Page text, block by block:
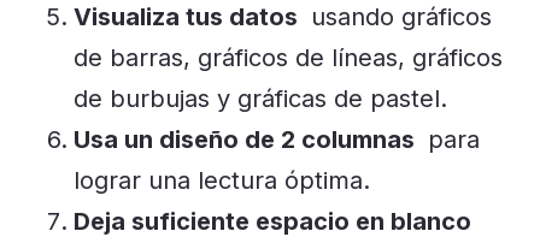
Visualiza tus datos usando gráficos
de barras, gráficos de líneas, gráficos
de burbujas y gráficas de pastel.
Usa un diseño de 2 columnas para
lograr una lectura óptima.
Deja suficiente espacio en blanco